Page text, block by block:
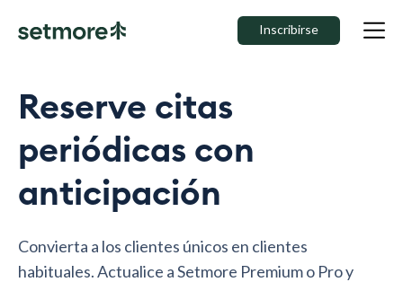
Inscribirse
Reserve citas
periódicas con
anticipación
Convierta a los clientes únicos en clientes
habituales. Actualice a Setmore Premium o Pro y